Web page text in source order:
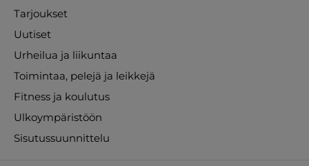
Tarjoukset
Uutiset
Urheilua ja liikuntaa
Toimintaa, pelejä ja leikkejä
Fitness ja koulutus
Ulkoympäristöön
Sisutussuunnittelu